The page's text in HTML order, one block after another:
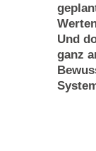
Und
ganz